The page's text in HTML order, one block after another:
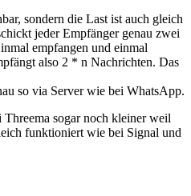
sondern die Last ist auch gleich
jeder Empfänger genau zwei
empfangen und einmal
also 2 * n Nachrichten. Das
so via Server wie bei WhatsApp.
sogar noch kleiner weil
funktioniert wie bei Signal und